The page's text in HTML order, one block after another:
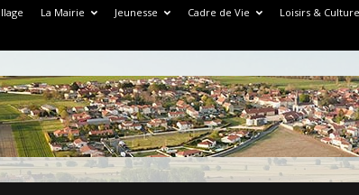
La Mairie Jeunesse Cadre de Vie Loisirs & Culture